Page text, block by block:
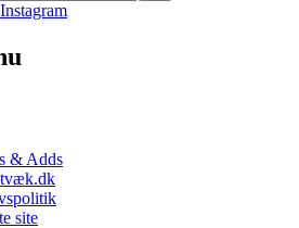
Instagram
& Adds
site